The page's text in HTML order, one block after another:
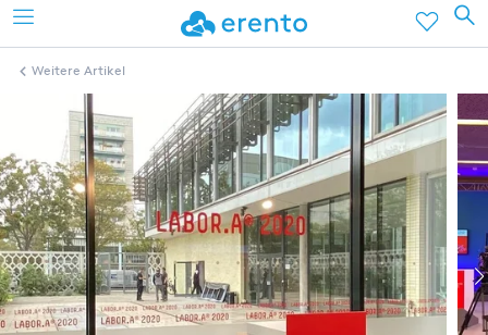
Weitere Artikel